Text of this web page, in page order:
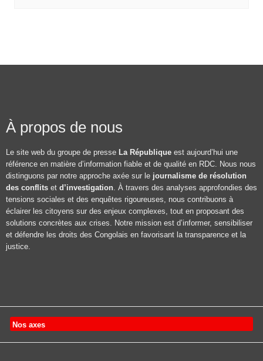
À propos de nous
Le site web du groupe de presse La République est aujourd’hui une
référence en matière d’information fiable et de qualité en RDC. Nous nous
distinguons par notre approche axée sur le journalisme de résolution
des conflits et d’investigation. À travers des analyses approfondies des
tensions sociales et des enquêtes rigoureuses, nous contribuons à
éclairer les citoyens sur des enjeux complexes, tout en proposant des
solutions concrètes aux crises. Notre mission est d’informer, sensibiliser
et défendre les droits des Congolais en favorisant la transparence et la
justice.
Nos axes